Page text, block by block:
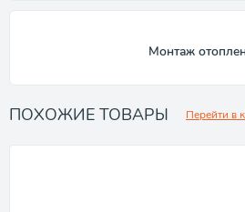
Монтаж
ПОХОЖИЕ ТОВАРЫ Перейти в